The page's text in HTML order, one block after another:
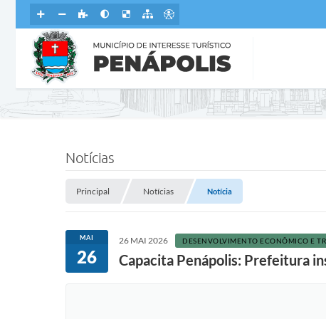
Notícias
Principal Notícias Notícia
MAI
26
26 MAI 2026 DESENVOLVIMENTO ECONÔMICO E
Capacita Penápolis: Prefeitura